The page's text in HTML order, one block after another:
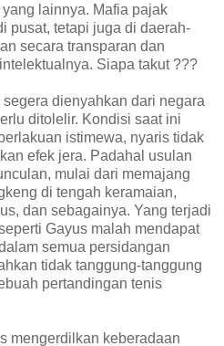
lainnya. Mafia pajak
pusat, tetapi juga di daerah-
secara transparan dan
Siapa takut ???
dienyahkan dari negara
ditolelir. Kondisi saat ini
istimewa, nyaris tidak
efek jera. Padahal usulan
mulai dari memajang
di tengah keramaian,
dan sebagainya. Yang terjadi
Gayus malah mendapat
semua persidangan
tidak tanggung-tanggung
pertandingan tenis
mengerdilkan keberadaan